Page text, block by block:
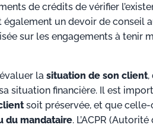
de crédits de vérifier
un devoir de conseil
sur les engagements à tenir
la situation de son client,
situation financière. Il est
soit préservée, et que
du mandataire. L’ACPR